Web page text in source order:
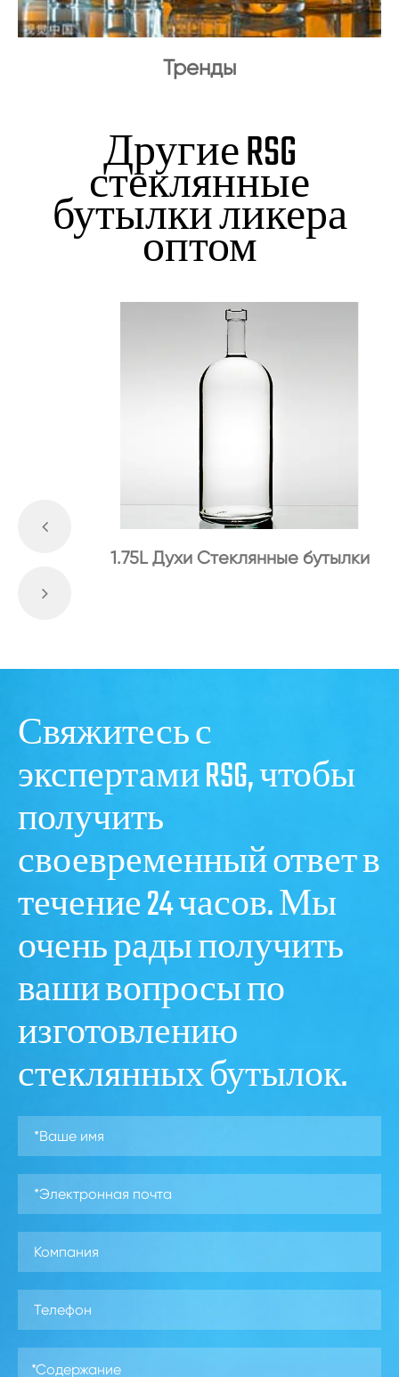
Тренды
Другие RSG
стеклянные
бутылки ликера
оптом
1.75L Духи Стеклянные бутылки
Свяжитесь с
экспертами RSG, чтобы
получить
своевременный ответ в
течение 24 часов. Мы
очень рады получить
ваши вопросы по
изготовлению
стеклянных бутылок.